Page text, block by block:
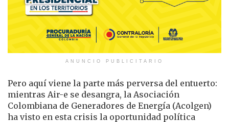
ANUNCIO PUBLICITARIO
Pero aquí viene la parte más perversa del entuerto:
mientras Air-e se desangra, la Asociación
Colombiana de Generadores de Energía (Acolgen)
ha visto en esta crisis la oportunidad política